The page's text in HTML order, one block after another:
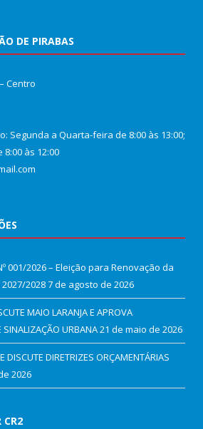
DE PIRABAS
Centro
Segunda a Quarta-feira de 8:00 às 13:00;
às 12:00
001/2026 – Eleição para Renovação da
20287 de agosto de 2026
MAIO LARANJA E APROVA
SINALIZAÇÃO URBANA21 de maio de 2026
DISCUTE DIRETRIZES ORÇAMENTÁRIAS
2026
CR2